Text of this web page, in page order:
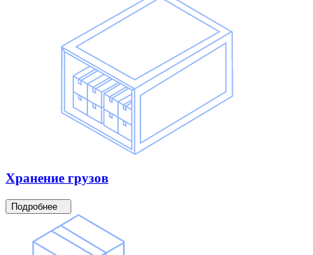
Хранение грузов
Подробнее